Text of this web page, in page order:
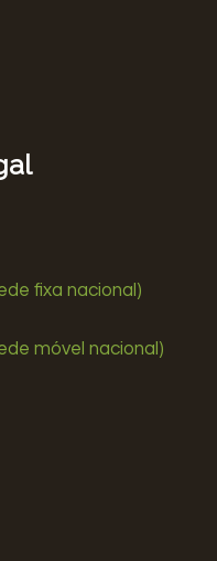
fixa nacional)
móvel nacional)